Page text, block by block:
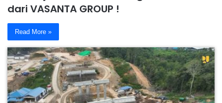
dari VASANTA GROUP !
Read More »